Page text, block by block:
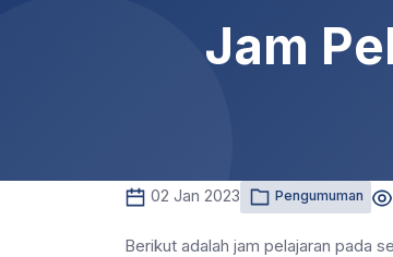
Jam
02 Jan 2023 Pengumuman
Berikut adalah jam pelajaran pada